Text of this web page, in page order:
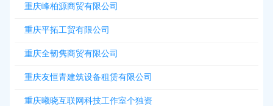
重庆峰柏源商贸有限公司
重庆平拓工贸有限公司
重庆全韧隽商贸有限公司
重庆友恒青建筑设备租赁有限公司
重庆曦晓互联网科技工作室个独资